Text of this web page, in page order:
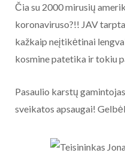
Čia su 2000 mirusių
koronaviruso?!! JAV
kažkaip neįtikėtinai
kosmine patetika ir tokiu
Pasaulio karstų
sveikatos apsaugai!